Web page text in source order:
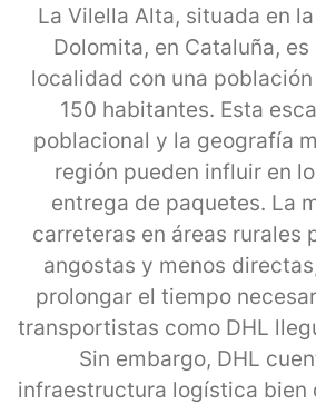
La Vilella Alta, situada en
Dolomita, en Cataluña,
localidad con una
150 habitantes. Esta
poblacional y la geografía
región pueden influir en
entrega de paquetes. La
carreteras en áreas rurales
angostas y menos
prolongar el tiempo
transportistas como DHL
Sin embargo, DHL
infraestructura logística bien